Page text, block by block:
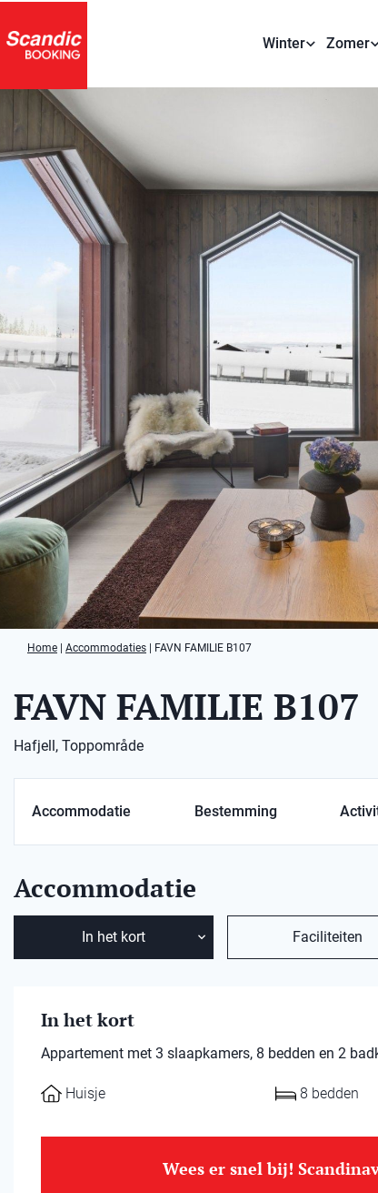
Winter Zomer
Home Accommodaties FAVN FAMILIE B107
FAVN FAMILIE B107
Hafjell, Toppområde
Accommodatie Bestemming
Accommodatie
In het kort Faciliteiten
In het kort
Appartement met 3 slaapkamers, 8 bedden en 2
Huisje 8 bedden
Wees er snel bij!